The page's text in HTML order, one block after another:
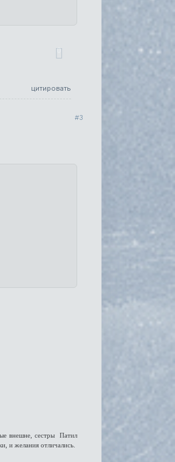
0
цитировать
3
внешне, сестры Патил
и желания отличались.